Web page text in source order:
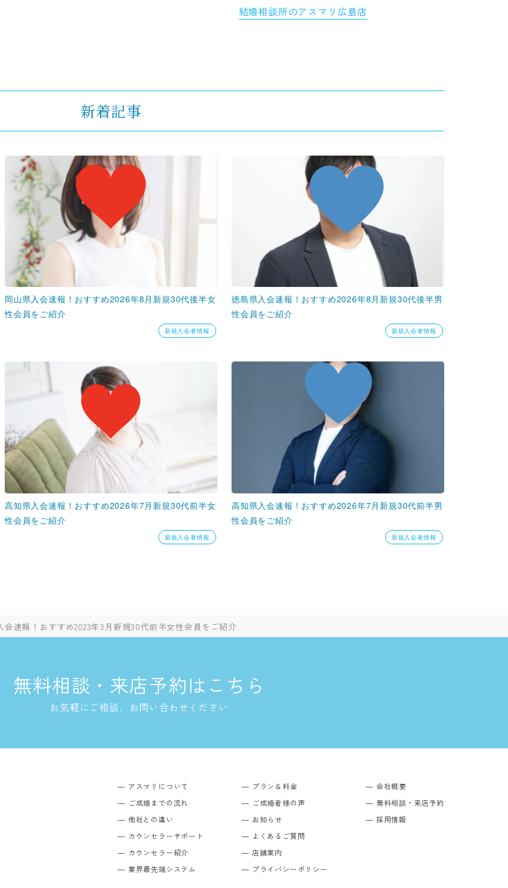
結婚相談所のアスマリ広島店
新着記事
岡山県入会速報！おすすめ2026年8月新規30代後半女
性会員をご紹介
新規入会者情報
徳島県入会速報！おすすめ2026年8月新規30代後半男
性会員をご紹介
新規入会者情報
高知県入会速報！おすすめ2026年7月新規30代前半女
性会員をご紹介
新規入会者情報
高知県入会速報！おすすめ2026年7月新規30代前半男
性会員をご紹介
新規入会者情報
会速報！おすすめ2023年3月新規30代前半女性会員をご紹介
無料相談・来店予約はこちら
お気軽にご相談、お問い合わせください
アスマリについて
ご成婚までの流れ
他社との違い
カウンセラーサポート
カウンセラー紹介
業界最先端システム
プラン＆料金
ご成婚者様の声
お知らせ
よくあるご質問
店舗案内
プライバシーポリシー
会社概要
無料相談・来店予約
採用情報